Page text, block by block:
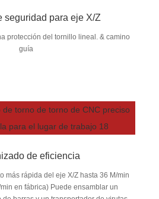
seguridad para eje X/Z
protección del tornillo lineal. & camino
guía
de eficiencia
más rápida del eje X/Z hasta 36 M/min
en fábrica) Puede ensamblar un